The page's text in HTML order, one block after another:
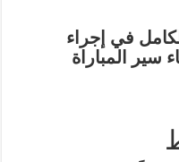
في إجراء
سير المباراة